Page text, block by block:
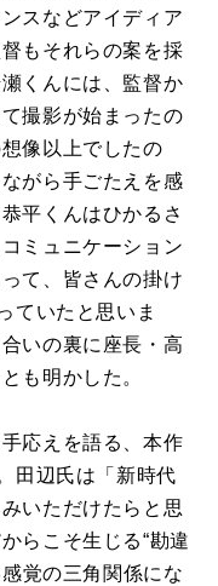
スなどアイディア
もそれらの案を採
くんには、監督か
撮影が始まったの
像以上でしたの
がら手ごたえを感
平くんはひかるさ
ミュニケーション
て、皆さんの掛け
ていたと思いま
いの裏に座長・高
も明かした。
応えを語る、本作
田辺氏は「新時代
いただけたらと思
らこそ生じる“勘違
覚の三角関係にな